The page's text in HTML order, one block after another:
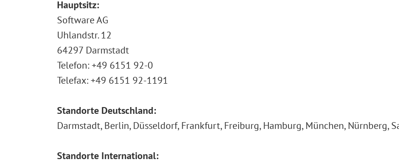
Hauptsitz:
Software AG
Uhlandstr. 12
64297 Darmstadt
Telefon: +49 6151 92-0
Telefax: +49 6151 92-1191
Standorte Deutschland:
Darmstadt, Berlin, Düsseldorf, Frankfurt, Freiburg, Hamburg, München, Nürnberg,
Standorte International: